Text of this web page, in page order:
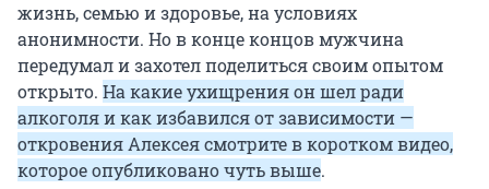
жизнь, семью и здоровье, на условиях
анонимности. Но в конце концов мужчина
передумал и захотел поделиться своим опытом
открыто. На какие ухищрения он шел ради
алкоголя и как избавился от зависимости —
откровения Алексея смотрите в коротком видео,
которое опубликовано чуть выше.